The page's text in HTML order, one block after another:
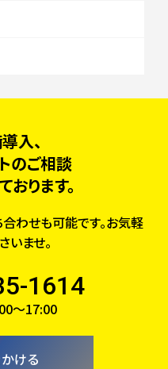
入、
のご相談
ります。
わせも可能です。お気軽
いませ。
1614
～17:00
ける